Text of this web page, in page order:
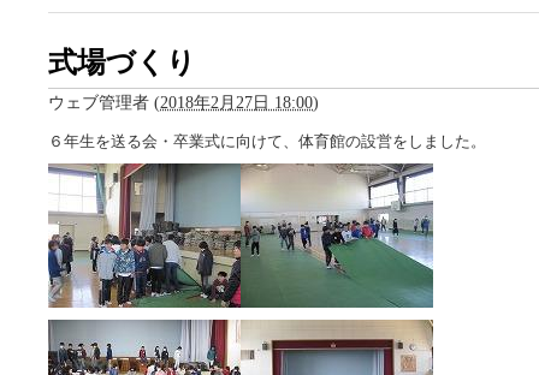
式場づくり
ウェブ管理者 (2018年2月27日 18:00)
６年生を送る会・卒業式に向けて、体育館の設営をしました。